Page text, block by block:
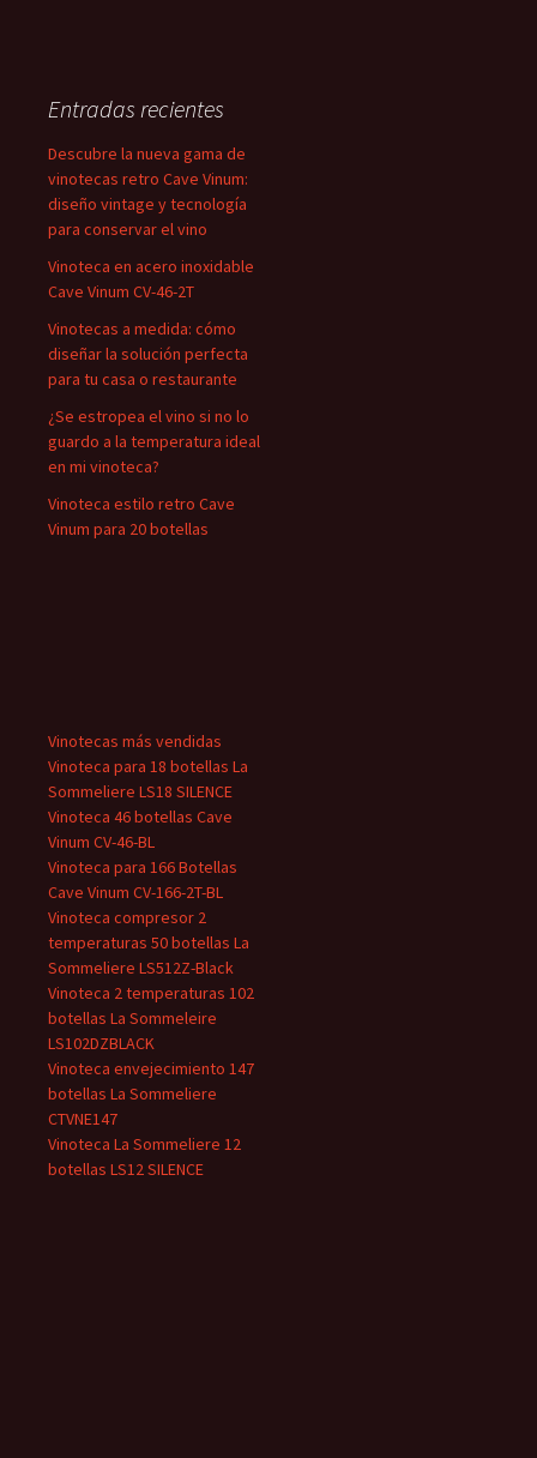
Entradas recientes
Descubre la nueva gama de
vinotecas retro Cave Vinum:
diseño vintage y tecnología
para conservar el vino
Vinoteca en acero inoxidable
Cave Vinum CV-46-2T
Vinotecas a medida: cómo
diseñar la solución perfecta
para tu casa o restaurante
¿Se estropea el vino si no lo
guardo a la temperatura ideal
en mi vinoteca?
Vinoteca estilo retro Cave
Vinum para 20 botellas
Vinotecas más vendidas
Vinoteca para 18 botellas La
Sommeliere LS18 SILENCE
Vinoteca 46 botellas Cave
Vinum CV-46-BL
Vinoteca para 166 Botellas
Cave Vinum CV-166-2T-BL
Vinoteca compresor 2
temperaturas 50 botellas La
Sommeliere LS512Z-Black
Vinoteca 2 temperaturas 102
botellas La Sommeleire
LS102DZBLACK
Vinoteca envejecimiento 147
botellas La Sommeliere
CTVNE147
Vinoteca La Sommeliere 12
botellas LS12 SILENCE